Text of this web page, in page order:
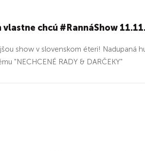
chcú #RannáShow
show v slovenskom éteri! Nadupaná
"NECHCENÉ RADY & DARČEKY"